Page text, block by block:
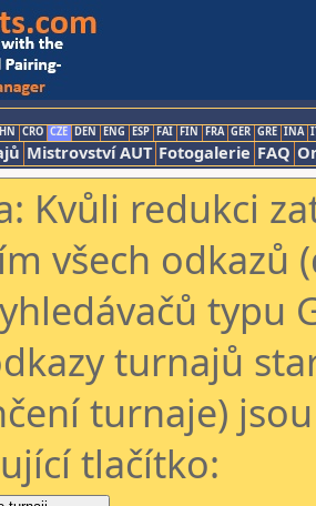
CRO CZE DEN ENG ESP FAI FIN FRA GER GRE INA
Mistrovství AUT Fotogalerie FAQ
Kvůli redukci
všech odkazů
typu
turnajů
turnaje)
tlačítko: